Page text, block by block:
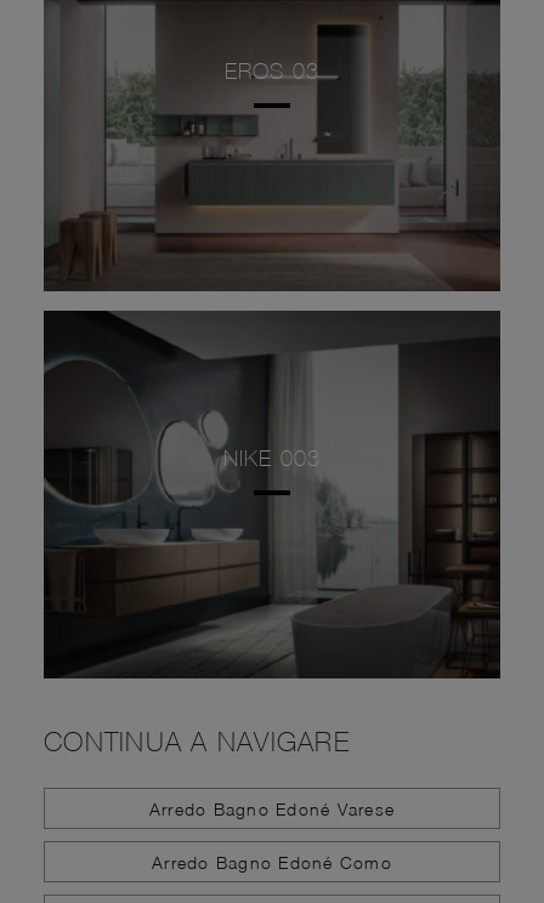
EROS 03
NIKE 003
CONTINUA A NAVIGARE
Arredo Bagno Edoné Varese
Arredo Bagno Edoné Como